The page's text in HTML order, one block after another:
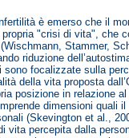
è emerso che il
"crisi di vita", che
Stammer,
riduzione
focalizzate sulla
della vita proposta
posizione in relazione
dimensioni quali
(Skevington et al.,
vita percepita dalla